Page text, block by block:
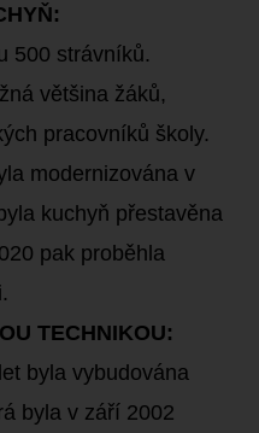
500 strávníků.
většina žáků,
pracovníků školy.
modernizována v
kuchyň přestavěna
pak proběhla
TECHNIKOU:
byla vybudována
byla v září 2002